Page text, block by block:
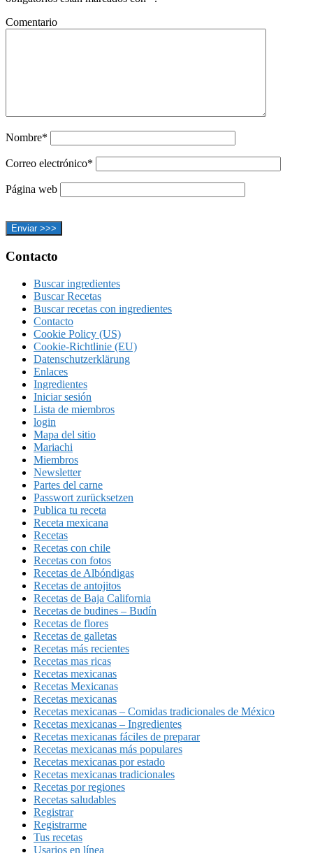
Comentario
Nombre*
Correo electrónico*
Página web
Footer
Contacto
Buscar ingredientes
Buscar Recetas
Buscar recetas con ingredientes
Contacto
Cookie Policy (US)
Cookie-Richtlinie (EU)
Datenschutzerklärung
Enlaces
Ingredientes
Iniciar sesión
Lista de miembros
login
Mapa del sitio
Mariachi
Miembros
Newsletter
Partes del carne
Passwort zurücksetzen
Publica tu receta
Receta mexicana
Recetas
Recetas con chile
Recetas con fotos
Recetas de Albóndigas
Recetas de antojitos
Recetas de Baja California
Recetas de budines – Budín
Recetas de flores
Recetas de galletas
Recetas más recientes
Recetas mas ricas
Recetas mexicanas
Recetas Mexicanas
Recetas mexicanas
Recetas mexicanas – Comidas tradicionales de México
Recetas mexicanas – Ingredientes
Recetas mexicanas fáciles de preparar
Recetas mexicanas más populares
Recetas mexicanas por estado
Recetas mexicanas tradicionales
Recetas por regiones
Recetas saludables
Registrar
Registrarme
Tus recetas
Usarios en línea